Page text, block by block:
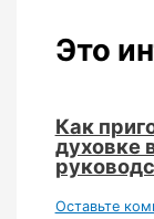
Это
Как
духовке
Оставьте